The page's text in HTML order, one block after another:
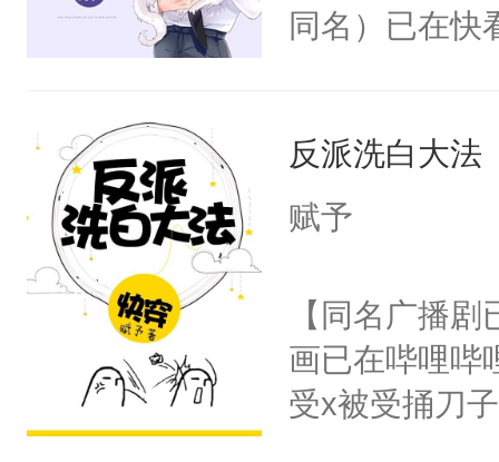
同名）已在快
成为所有白莲
I，他们决定
莲花可不止
点脑袋，看着
常见问题一：
教科书版：“
反派洗白大法
赋予
【同名广播
画已在哔哩哔
受x被受捅刀